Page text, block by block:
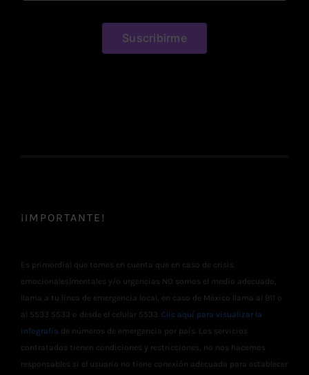
Suscribirme
¡IMPORTANTE!
Es primordial que tomes en cuenta que en caso de crisis
emocionales|mentales y/o urgencias NO somos el medio adecuado,
llama a tu línea de emergencia local, en caso de México llama al 911 o
al 5533 5533 o desde el celular 5533. Clic aquí para visualizar la
infografía de números de emergencia por país. Los servicios
contratados tienen condiciones y restricciones, no nos hacemos
responsables si el usuario no tiene conexión adecuada para establecer